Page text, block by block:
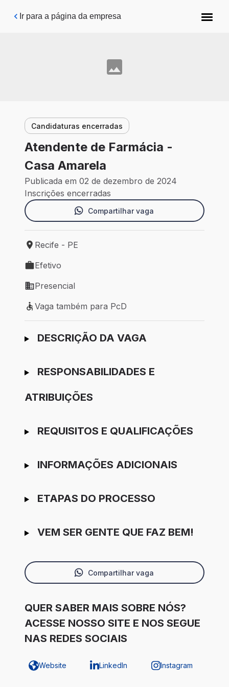
Pular para o conteúdo principal
Ir para a página da empresa
Candidaturas encerradas
Atendente de Farmácia -
Casa Amarela
Publicada em 02 de dezembro de 2024
Inscrições encerradas
Compartilhar vaga
Local de trabalho: Recife - PE
Recife - PE
Tipo de vaga: Efetivo
Efetivo
Modelo de trabalho: Presencial
Presencial
Vaga também para PcD
Vaga também para PcD
Ir para candidatura
DESCRIÇÃO DA VAGA
RESPONSABILIDADES E
ATRIBUIÇÕES
REQUISITOS E QUALIFICAÇÕES
INFORMAÇÕES ADICIONAIS
ETAPAS DO PROCESSO
VEM SER GENTE QUE FAZ BEM!
Compartilhar vaga
QUER SABER MAIS SOBRE NÓS?
ACESSE NOSSO SITE E NOS SEGUE
NAS REDES SOCIAIS
Website LinkedIn Instagram